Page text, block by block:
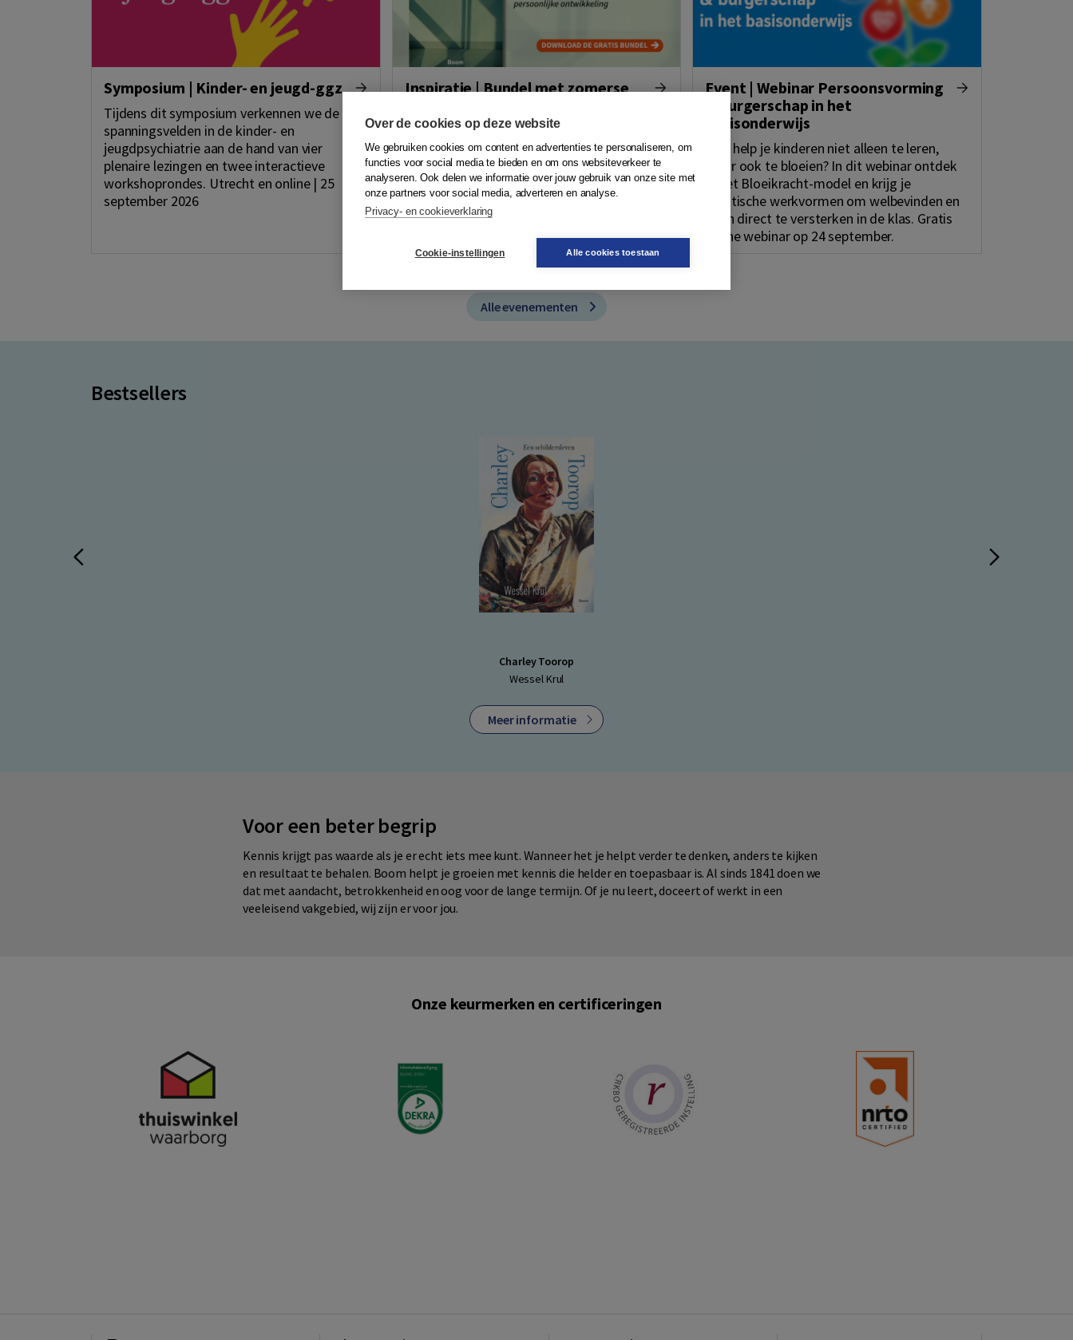
Symposium | Kinder- en jeugd-ggz
Tijdens dit symposium verkennen we de
spanningsvelden in de kinder- en
jeugdpsychiatrie aan de hand van vier
plenaire lezingen en twee interactieve
workshoprondes. Utrecht en online | 25
september 2026
Inspiratie | Bundel met zomerse
De zomer doet iets met ons. Ineens
ontstaat er ruimte om te denken, over waar
je naartoe wilt en over wat er schuurt in je
organisatie, team, of in jezelf. Deze
zomerbundel geeft richting aan die vragen
en overpeinzingen. Download gratis!
Event | Webinar Persoonsvorming
& burgerschap in het
basisonderwijs
Hoe help je kinderen niet alleen te leren,
maar ook te bloeien? In dit webinar ontdek
je het Bloeikracht-model en krijg je
praktische werkvormen om welbevinden en
leren direct te versterken in de klas. Gratis
online webinar op 24 september.
Alle evenementen
Bestsellers
Charley Toorop
Wessel Krul
Meer informatie
Voor een beter begrip
Kennis krijgt pas waarde als je er echt iets mee kunt. Wanneer het je helpt verder te denken, anders te kijken
en resultaat te behalen. Boom helpt je groeien met kennis die helder en toepasbaar is. Al sinds 1841 doen we
dat met aandacht, betrokkenheid en oog voor de lange termijn. Of je nu leert, doceert of werkt in een
veeleisend vakgebied, wij zijn er voor jou.
Onze keurmerken en certificeringen
Over de cookies op deze website
We gebruiken cookies om content en advertenties te personaliseren, om
functies voor social media te bieden en om ons websiteverkeer te
analyseren. Ook delen we informatie over jouw gebruik van onze site met
onze partners voor social media, adverteren en analyse.
Privacy- en cookieverklaring
Cookie-instellingen Alle cookies toestaan